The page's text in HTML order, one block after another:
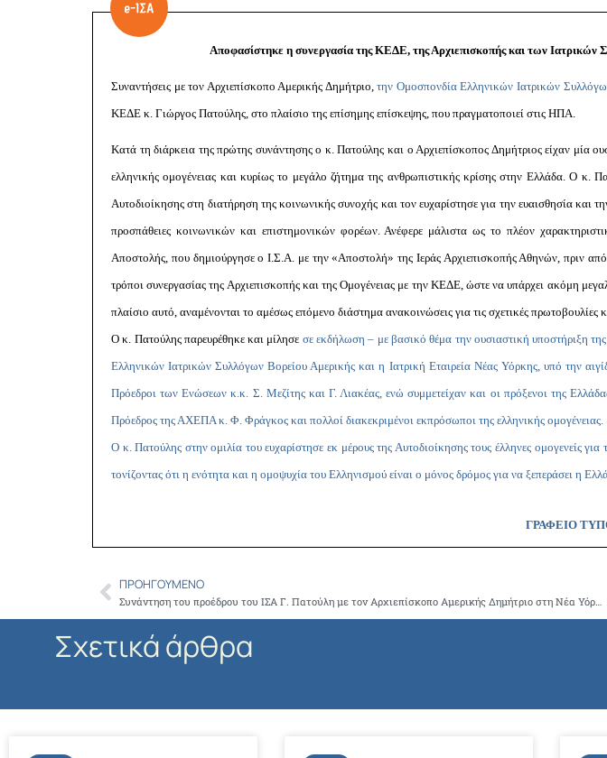
Αποφασίστηκε η συνεργασία της ΚΕΔΕ, της Αρχιεπισκοπής και των Ιατρικών
Συναντήσεις με τον Αρχιεπίσκοπο Αμερικής Δημήτριο,την Ομοσπονδία Ελληνικών Ιατρικών
ΚΕΔΕ κ. Γιώργος Πατούλης, στο πλαίσιο της επίσημης επίσκεψης, που πραγματοποιεί στις ΗΠΑ.
Κατά τη διάρκεια της πρώτης συνάντησης ο κ. Πατούλης και ο Αρχιεπίσκοπος Δημήτριος είχαν μία
ελληνικής ομογένειας και κυρίως το μεγάλο ζήτημα της ανθρωπιστικής κρίσης στην Ελλάδα. Ο κ.
Αυτοδιοίκησης στη διατήρηση της κοινωνικής συνοχής και τον ευχαρίστησε για την ευαισθησία και
προσπάθειες κοινωνικών και επιστημονικών φορέων. Ανέφερε μάλιστα ως το πλέον
Αποστολής, που δημιούργησε ο Ι.Σ.Α. με την «Αποστολή» της Ιεράς Αρχιεπισκοπής Αθηνών, πριν
τρόποι συνεργασίας της Αρχιεπισκοπής και της Ομογένειας με την ΚΕΔΕ, ώστε να υπάρχει ακόμη
πλαίσιο αυτό, αναμένονται το αμέσως επόμενο διάστημα ανακοινώσεις για τις σχετικές πρωτοβουλίες
Ο κ. Πατούλης παρευρέθηκε και μίλησε σε εκδήλωση – με βασικό θέμα την ουσιαστική υποστήριξη
Ελληνικών Ιατρικών Συλλόγων Βορείου Αμερικής και η Ιατρική Εταιρεία Νέας Υόρκης, υπό την
Πρόεδροι των Ενώσεων κ.κ. Σ. Μεζίτης και Γ. Λιακέας, ενώ συμμετείχαν και οι πρόξενοι της
Πρόεδρος της ΑΧΕΠΑ κ. Φ. Φράγκος και πολλοί διακεκριμένοι εκπρόσωποι της ελληνικής ομογένειας.
Ο κ. Πατούλης στην ομιλία του ευχαρίστησε εκ μέρους της Αυτοδιοίκησης τους έλληνες ομογενείς
τονίζοντας ότι η ενότητα και η ομοψυχία του Ελληνισμού είναι ο μόνος δρόμος για να ξεπεράσει η
ΓΡΑΦΕΙΟ
Prev
ΠΡΟΗΓΟΎΜΕΝΟ
Σχετικά άρθρα